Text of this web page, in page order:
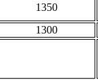
1350
1300